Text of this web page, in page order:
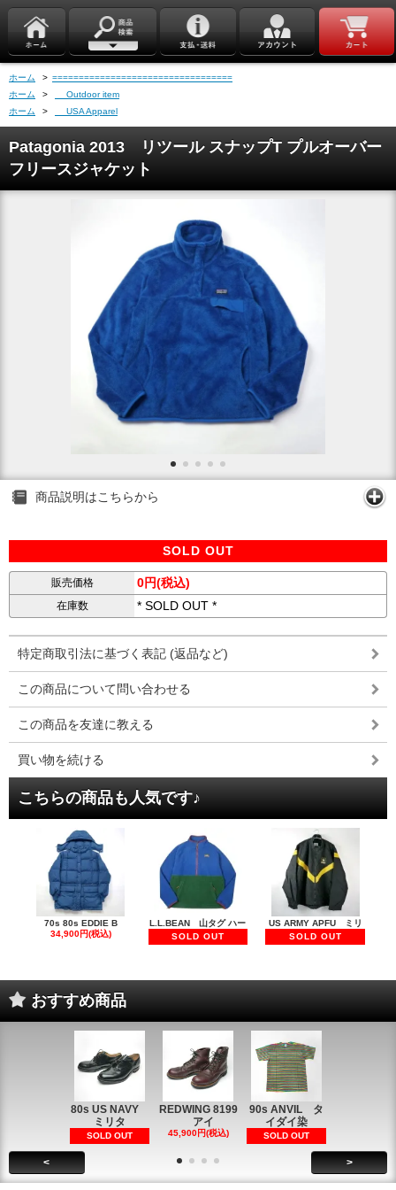
ホーム > ==================================
ホーム
>
Outdoor item
ホーム
> USA Apparel
Patagonia 2013 リツール スナップT プルオーバー
フリースジャケット
商品説明はこちらから
SOLD OUT
販売価格 0円(税込)
在庫数 * SOLD OUT *
特定商取引法に基づく表記 (返品など)
この商品について問い合わせる
この商品を友達に教える
買い物を続ける
こちらの商品も人気です♪
70s 80s EDDIE B
34,900円(税込)
L.L.BEAN 山タグ ハー
SOLD OUT
US ARMY APFU ミリ
SOLD OUT
おすすめ商品
80s US NAVY
ミリタ
SOLD OUT
REDWING 8199
アイ
45,900円(税込)
90s ANVIL タ
イダイ染
SOLD OUT
< >